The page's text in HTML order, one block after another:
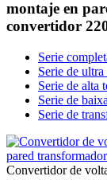
montaje en
convertidor
Serie
Serie de
Serie de alta
Serie de
Serie de
Convertidor de